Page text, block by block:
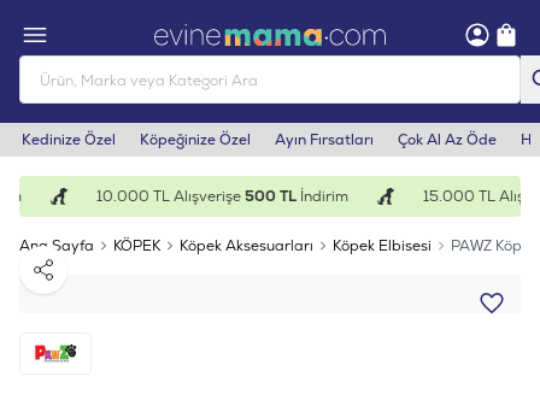
Kedinize Özel Köpeğinize Özel Ayın Fırsatları Çok Al Az Öde
10.000 TL Alışverişe500 TLİndirim 15.000 TL
Ana Sayfa KÖPEK Köpek Aksesuarları Köpek Elbisesi
PAWZ
Paylaş